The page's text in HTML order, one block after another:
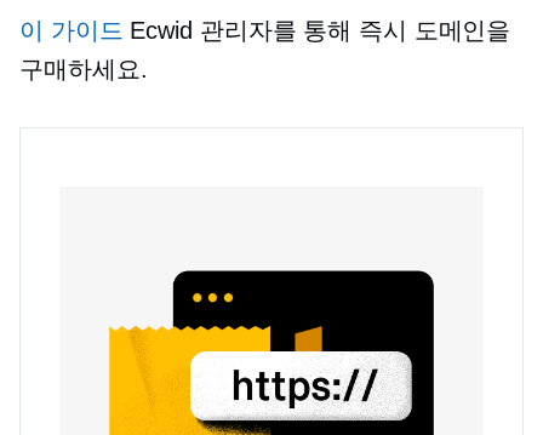
이 가이드 Ecwid 관리자를 통해 즉시 도메인을
구매하세요.